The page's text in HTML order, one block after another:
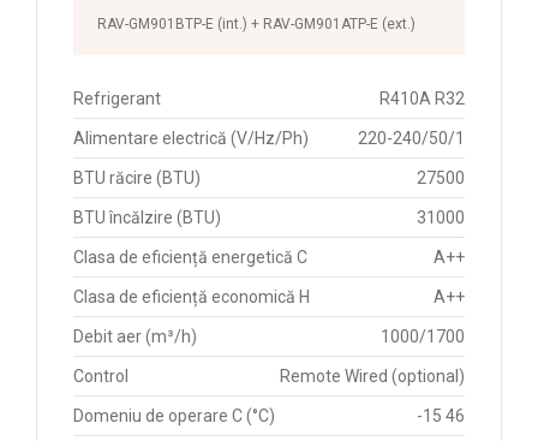
RAV-GM901BTP-E (int.) + RAV-GM901ATP-E (ext.)
Refrigerant R410A R32
Alimentare electrică (V/Hz/Ph) 220-240/50/1
BTU răcire (BTU) 27500
BTU încălzire (BTU) 31000
Clasa de eficiență energetică C A++
Clasa de eficiență economică H A++
Debit aer (m³/h) 1000/1700
Control Remote Wired (optional)
Domeniu de operare C (°C)
-15 46